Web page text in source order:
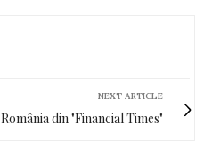
NEXT ARTICLE
România din "Financial Times"